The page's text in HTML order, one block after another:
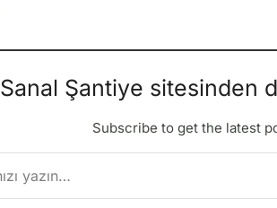
Sanal Şantiye sitesinden
Subscribe to get the latest